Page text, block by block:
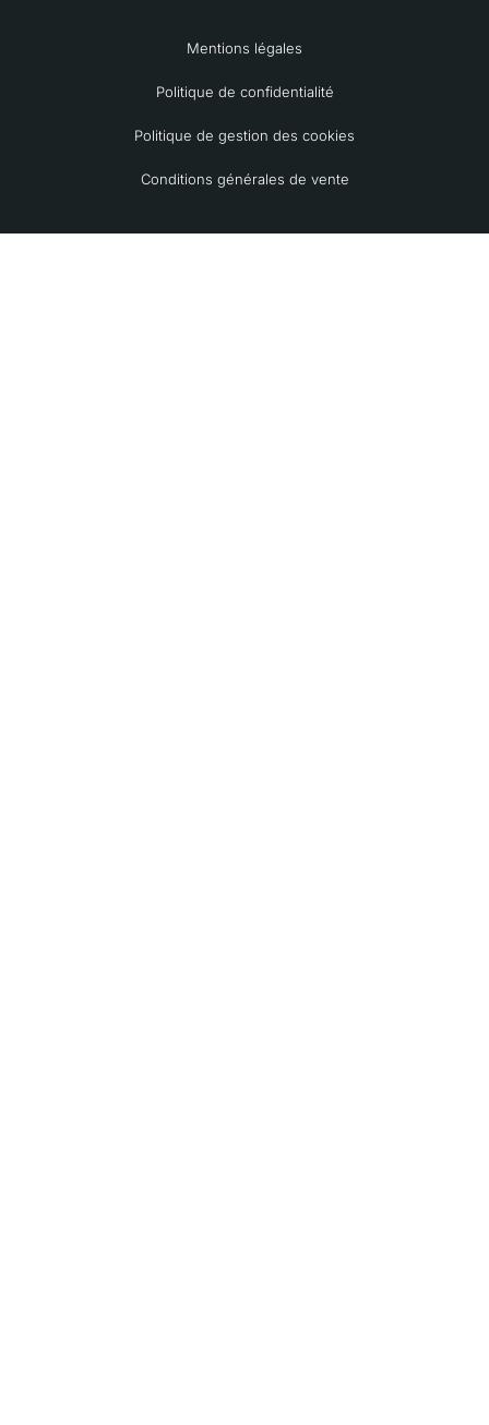
Mentions légales
Politique de confidentialité
Politique de gestion des cookies
Conditions générales de vente